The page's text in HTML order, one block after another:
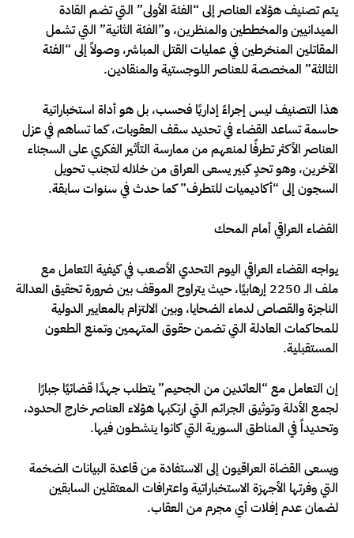
يتم تصنيف هؤلاء العناصر إلى “الفئة الأولى” التي تضم القادة
الميدانيين والمخططين والمنظرين، و”الفئة الثانية” التي تشمل
المقاتلين المنخرطين في عمليات القتل المباشر، وصولاً إلى “الفئة
الثالثة” المخصصة للعناصر اللوجستية والمنقادين.
هذا التصنيف ليس إجراءً إداريًا فحسب، بل هو أداة استخباراتية
حاسمة تساعد القضاء في تحديد سقف العقوبات، كما تساهم في عزل
العناصر الأكثر تطرفًا لمنعهم من ممارسة التأثير الفكري على السجناء
الآخرين، وهو تحدٍ كبير يسعى العراق من خلاله لتجنب تحويل
السجون إلى “أكاديميات للتطرف” كما حدث في سنوات سابقة.
القضاء العراقي أمام المحك
يواجه القضاء العراقي اليوم التحدي الأصعب في كيفية التعامل مع
ملف الـ 2250 إرهابيًا، حيث يتراوح الموقف بين ضرورة تحقيق العدالة
الناجزة والقصاص لدماء الضحايا، وبين الالتزام بالمعايير الدولية
للمحاكمات العادلة التي تضمن حقوق المتهمين وتمنع الطعون
المستقبلية.
إن التعامل مع “العائدين من الجحيم” يتطلب جهدًا قضائيًا جبارًا
لجمع الأدلة وتوثيق الجرائم التي ارتكبها هؤلاء العناصر خارج الحدود،
وتحديداً في المناطق السورية التي كانوا ينشطون فيها.
ويسعى القضاة العراقيون إلى الاستفادة من قاعدة البيانات الضخمة
التي وفرتها الأجهزة الاستخباراتية واعترافات المعتقلين السابقين
لضمان عدم إفلات أي مجرم من العقاب.